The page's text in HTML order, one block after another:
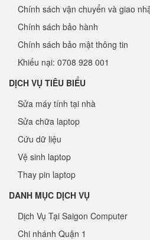
Chính sách vận chuyển và giao
Chính sách bảo hành
Chính sách bảo mật thông tin
Khiếu nại: 0708 928 001
DỊCH VỤ TIÊU BIỂU
Sửa máy tính tại nhà
Sửa chữa laptop
Cứu dữ liệu
Vệ sinh laptop
Thay pin laptop
DANH MỤC DỊCH VỤ
Dịch Vụ Tại Saigon Computer
Chi nhánh Quận 1